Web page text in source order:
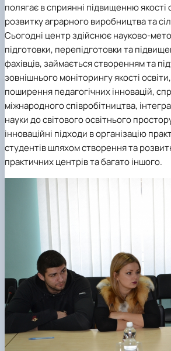
полягає в сприянні підвищенню якості
розвитку аграрного виробництва та
Сьогодні центр здійснює науково-
підготовки, перепідготовки та
фахівців, займається створенням та
зовнішнього моніторингу якості
поширення педагогічних інновацій,
міжнародного співробітництва,
науки до світового освітнього
інноваційні підходи в організацію
студентів шляхом створення та
практичних центрів та багато іншого.